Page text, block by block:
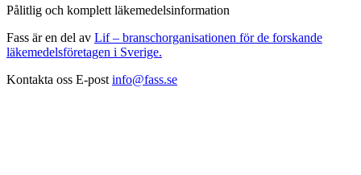
Pålitlig och komplett läkemedelsinformation
Fass är en del av Lif – branschorganisationen för de forskande
läkemedelsföretagen i Sverige.
Kontakta oss E-post info@fass.se